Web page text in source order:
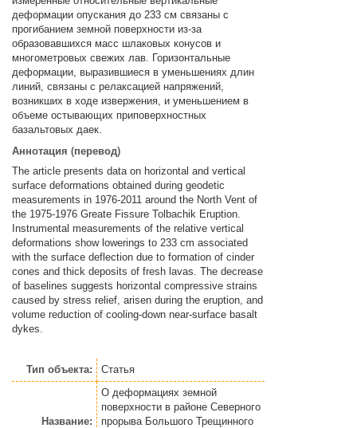
деформации опускания до 233 см связаны с
прогибанием земной поверхности из-за
образовавшихся масс шлаковых конусов и
многометровых свежих лав. Горизонтальные
деформации, выразившиеся в уменьшениях длин
линий, связаны с релаксацией напряжений,
возникших в ходе извержения, и уменьшением в
объеме остывающих приповерхностных
базальтовых даек.
Аннотация (перевод)
The article presents data on horizontal and vertical
surface deformations obtained during geodetic
measurements in 1976-2011 around the North Vent of
the 1975-1976 Greate Fissure Tolbachik Eruption.
Instrumental measurements of the relative vertical
deformations show lowerings to 233 cm associated
with the surface deflection due to formation of cinder
cones and thick deposits of fresh lavas. The decrease
of baselines suggests horizontal compressive strains
caused by stress relief, arisen during the eruption, and
volume reduction of cooling-down near-surface basalt
dykes.
Тип объекта: Статья
Название:
О деформациях земной
поверхности в районе Северного
прорыва Большого Трещинного